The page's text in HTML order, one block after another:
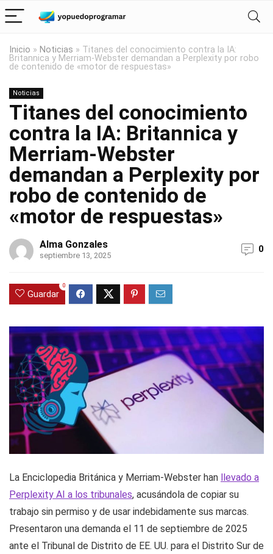
Inicio » Noticias » Titanes del conocimiento contra la IA:
Britannica y Merriam-Webster demandan a Perplexity por robo
de contenido de «motor de respuestas»
Noticias
Titanes del conocimiento
contra la IA: Britannica y
Merriam-Webster
demandan a Perplexity por
robo de contenido de
«motor de respuestas»
Alma Gonzales
septiembre 13, 2025
0
Guardar
0
La Enciclopedia Británica y Merriam-Webster han llevado a
Perplexity AI a los tribunales, acusándola de copiar su
trabajo sin permiso y de usar indebidamente sus marcas.
Presentaron una demanda el 11 de septiembre de 2025
ante el Tribunal de Distrito de EE. UU. para el Distrito Sur de